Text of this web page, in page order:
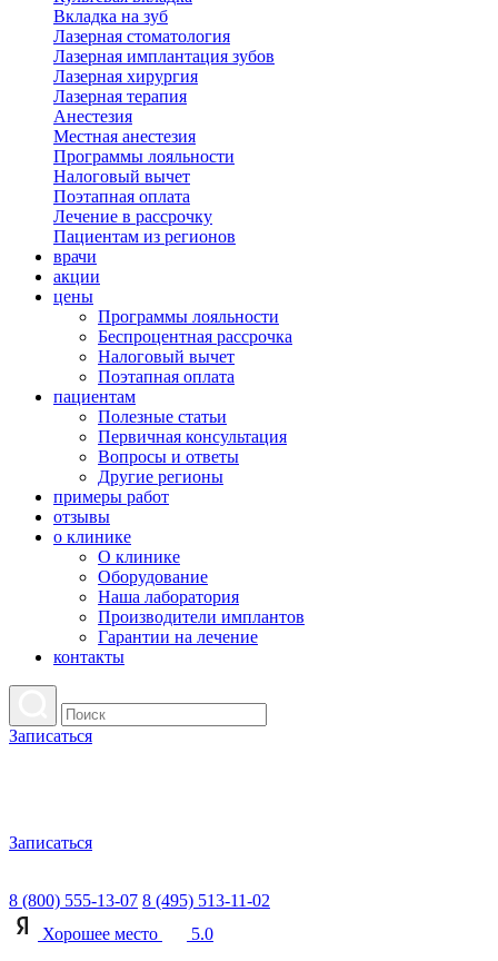
Вкладка на зуб
Лазерная стоматология
Лазерная имплантация зубов
Лазерная хирургия
Лазерная терапия
Анестезия
Местная анестезия
Программы лояльности
Налоговый вычет
Поэтапная оплата
Лечение в рассрочку
Пациентам из регионов
врачи
акции
цены
Программы лояльности
Беспроцентная рассрочка
Налоговый вычет
Поэтапная оплата
пациентам
Полезные статьи
Первичная консультация
Вопросы и ответы
Другие регионы
примеры работ
отзывы
о клинике
О клинике
Оборудование
Наша лаборатория
Производители имплантов
Гарантии на лечение
контакты
Записаться
Записаться
8 (800) 555-13-07 8 (495) 513-11-02
Хорошее место
5.0